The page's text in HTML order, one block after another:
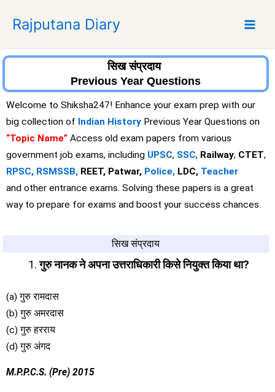
p
Rajputana Diary
सिख संप्रदाय
Previous Year Questions
Welcome to Shiksha247! Enhance your exam prep with our
big collection of Indian History Previous Year Questions on
“Topic Name” Access old exam papers from various
government job exams, including UPSC, SSC, Railway, CTET,
RPSC, RSMSSB, REET, Patwar, Police, LDC, Teacher
and other entrance exams. Solving these papers is a great
way to prepare for exams and boost your success chances.
सिख संप्रदाय
गुरु नानक ने अपना उत्तराधिकारी किसे नियुक्त किया था?
(a) गुरु रामदास
(b) गुरु अमरदास
(c) गुरु हरराय
(d) गुरु अंगद
M.P.P.C.S. (Pre) 2015